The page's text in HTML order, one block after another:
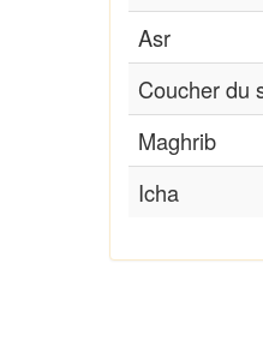
Asr
Coucher du
Maghrib
Icha